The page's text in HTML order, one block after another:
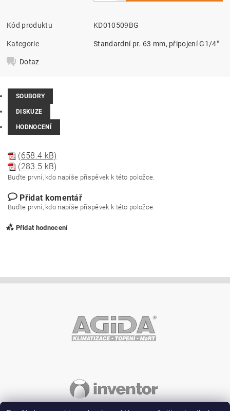
Kód produktu KD010509BG
Kategorie Standardní pr. 63 mm, připojení G1/4"
Dotaz
SOUBORY
DISKUZE
HODNOCENÍ
(658.4 kB)
(283.5 kB)
Buďte první, kdo napíše příspěvek k této položce.
Přidat komentář
Buďte první, kdo napíše příspěvek k této položce.
Přidat hodnocení
Vložením hodnocení souhlasíte spodmínkami ochrany